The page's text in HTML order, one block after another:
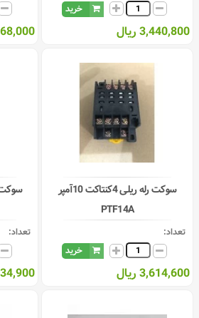
خرید
3,440,800 ریال 968,000
سوکت رله ریلی 4کنتاکت 10آمپر
PTF14A
تعداد:
خرید
3,614,600 ریال
سوکت رله 4
تعداد: